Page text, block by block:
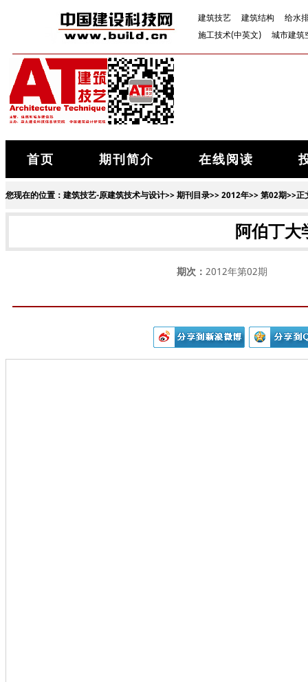
建筑技艺 建筑结构
给水
施工技术(中英文)
城市建筑
首页 期刊简介 在线阅读
您现在的位置： 建筑技艺-原建筑技术与设计>>期刊目录>>2012年>>第02期>>正
阿伯丁大
期次： 2012年第02期